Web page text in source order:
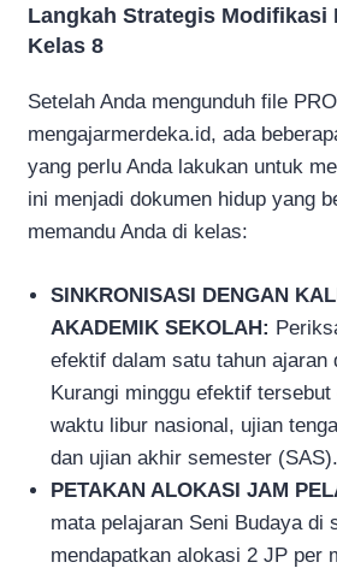
Langkah Strategis Modifikasi
Kelas 8
Setelah Anda mengunduh file
mengajarmerdeka.id, ada
yang perlu Anda lakukan untuk
ini menjadi dokumen hidup yang
memandu Anda di kelas:
SINKRONISASI DENGAN
AKADEMIK SEKOLAH:
efektif dalam satu tahun ajaran
Kurangi minggu efektif
waktu libur nasional, ujian
dan ujian akhir semester (SAS).
PETAKAN ALOKASI JAM
mata pelajaran Seni Budaya di
mendapatkan alokasi 2 JP per